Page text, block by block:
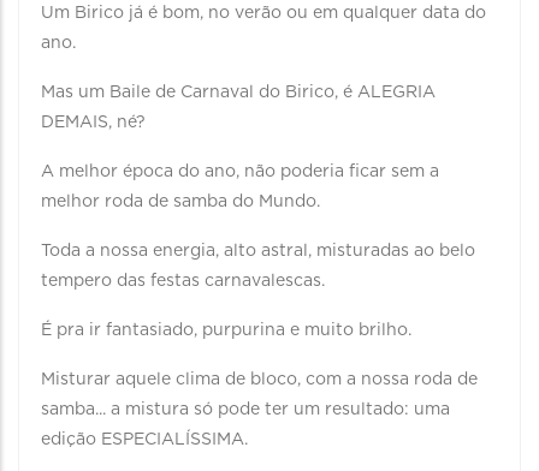
Um Birico já é bom, no verão ou em qualquer data do
ano.
Mas um Baile de Carnaval do Birico, é ALEGRIA
DEMAIS, né?
A melhor época do ano, não poderia ficar sem a
melhor roda de samba do Mundo.
Toda a nossa energia, alto astral, misturadas ao belo
tempero das festas carnavalescas.
É pra ir fantasiado, purpurina e muito brilho.
Misturar aquele clima de bloco, com a nossa roda de
samba... a mistura só pode ter um resultado: uma
edição ESPECIALÍSSIMA.